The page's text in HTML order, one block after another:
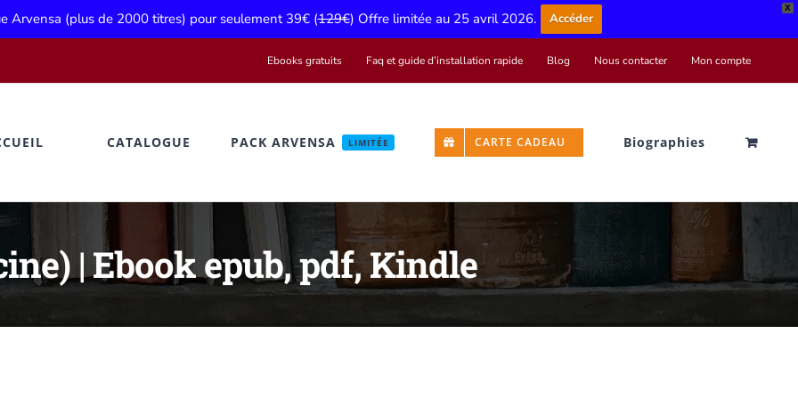
X
Arvensa (plus de 2000 titres) pour seulement 39€ (129€) Offre limitée au 25 avril 2026. Accéder
Ebooks gratuits Faq et guide d’installation rapide Blog Nous contacter Mon compte
CATALOGUE PACK ARVENSA LIMITÉE CARTE CADEAU Biographies
| Ebook epub, pdf, Kindle